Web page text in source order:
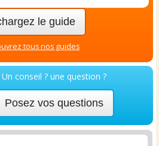
le guide
tous nos guides
Un conseil ? une question ?
Posez vos questions